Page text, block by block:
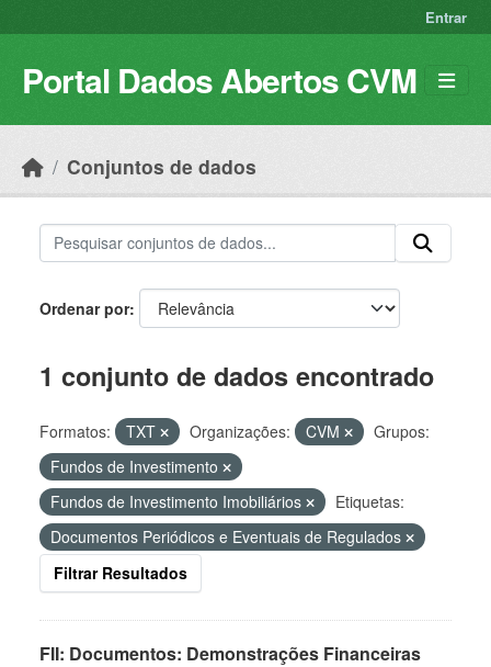
Entrar
Portal Dados Abertos CVM
Conjuntos de dados
Ordenar por
1 conjunto de dados encontrado
Formatos: TXT Organizações: CVM
Grupos:
Fundos de Investimento
Fundos de Investimento Imobiliários
Etiquetas:
Documentos Periódicos e Eventuais de Regulados
Filtrar Resultados
FII: Documentos: Demonstrações Financeiras